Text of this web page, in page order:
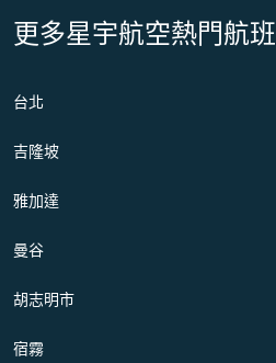
更多星宇航空熱門航班
台北
吉隆坡
雅加達
曼谷
胡志明市
宿霧